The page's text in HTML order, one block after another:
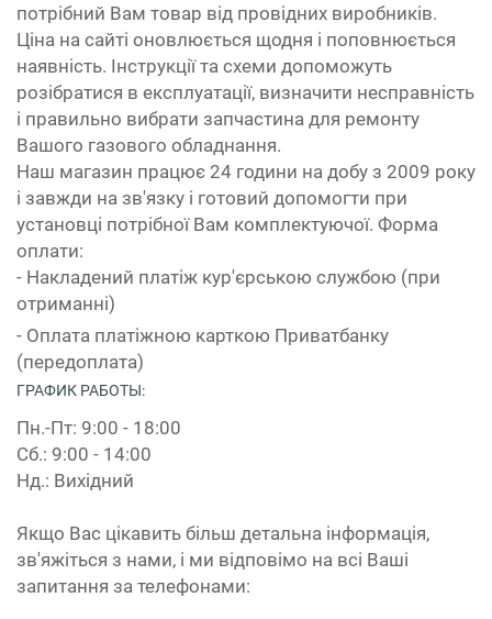
потрібний Вам товар від провідних виробників.
Ціна на сайті оновлюється щодня і поповнюється
наявність. Інструкції та схеми допоможуть
розібратися в експлуатації, визначити несправність
і правильно вибрати запчастина для ремонту
Вашого газового обладнання.
Наш магазин працює 24 години на добу з 2009 року
і завжди на зв'язку і готовий допомогти при
установці потрібної Вам комплектуючої. Форма
оплати:
- Накладений платіж кур'єрською службою (при
отриманні)
- Оплата платіжною карткою Приватбанку
(передоплата)
ГРАФИК РАБОТЫ:
Пн.-Пт: 9:00 - 18:00
Сб.: 9:00 - 14:00
Нд.: Вихідний
Якщо Вас цікавить більш детальна інформація,
зв'яжіться з нами, і ми відповімо на всі Ваші
запитання за телефонами: